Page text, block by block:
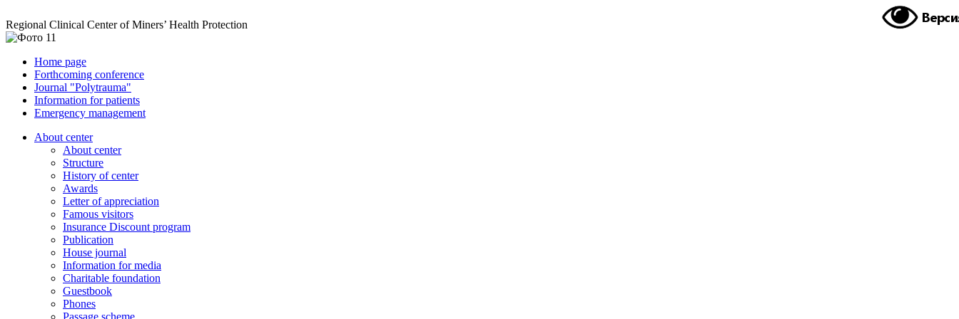
Regional Clinical Center of Miners’ Health Protection
Home page
Forthcoming conference
Journal "Polytrauma"
Information for patients
Emergency management
About center
About center
Structure
History of center
Awards
Letter of appreciation
Famous visitors
Insurance Discount program
Publication
House journal
Information for media
Charitable foundation
Guestbook
Phones
Passage scheme